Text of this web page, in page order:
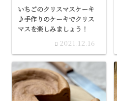
いちごのクリスマスケーキ
♪手作りのケーキでクリス
マスを楽しみましょう！
2021.12.16